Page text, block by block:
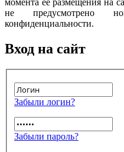
момента ее размещения на
не предусмотрено
конфиденциальности.
Вход на сайт
Забыли логин?
Забыли пароль?